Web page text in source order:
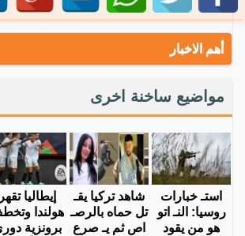
أهم الاخبار
مواضيع ساخنة اخرى
استـ خبارات
روسيا: النـ اتو
هو من يقود
شاهد تركيا يقـ
تل حماه بالرصـ
اص ثم يـ صرع
إيطاليا تقهر
هولندا
برونزية